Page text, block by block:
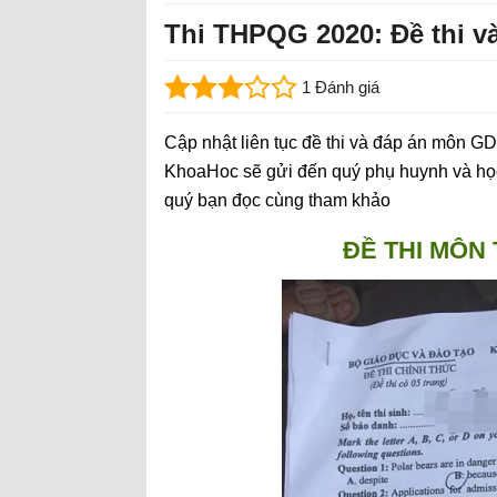
Thi THPQG 2020: Đề thi
1 Đánh giá
Cập nhật liên tục đề thi và đáp án môn
KhoaHoc sẽ gửi đến quý phụ huynh và
quý bạn đọc cùng tham khảo
ĐỀ THI MÔN